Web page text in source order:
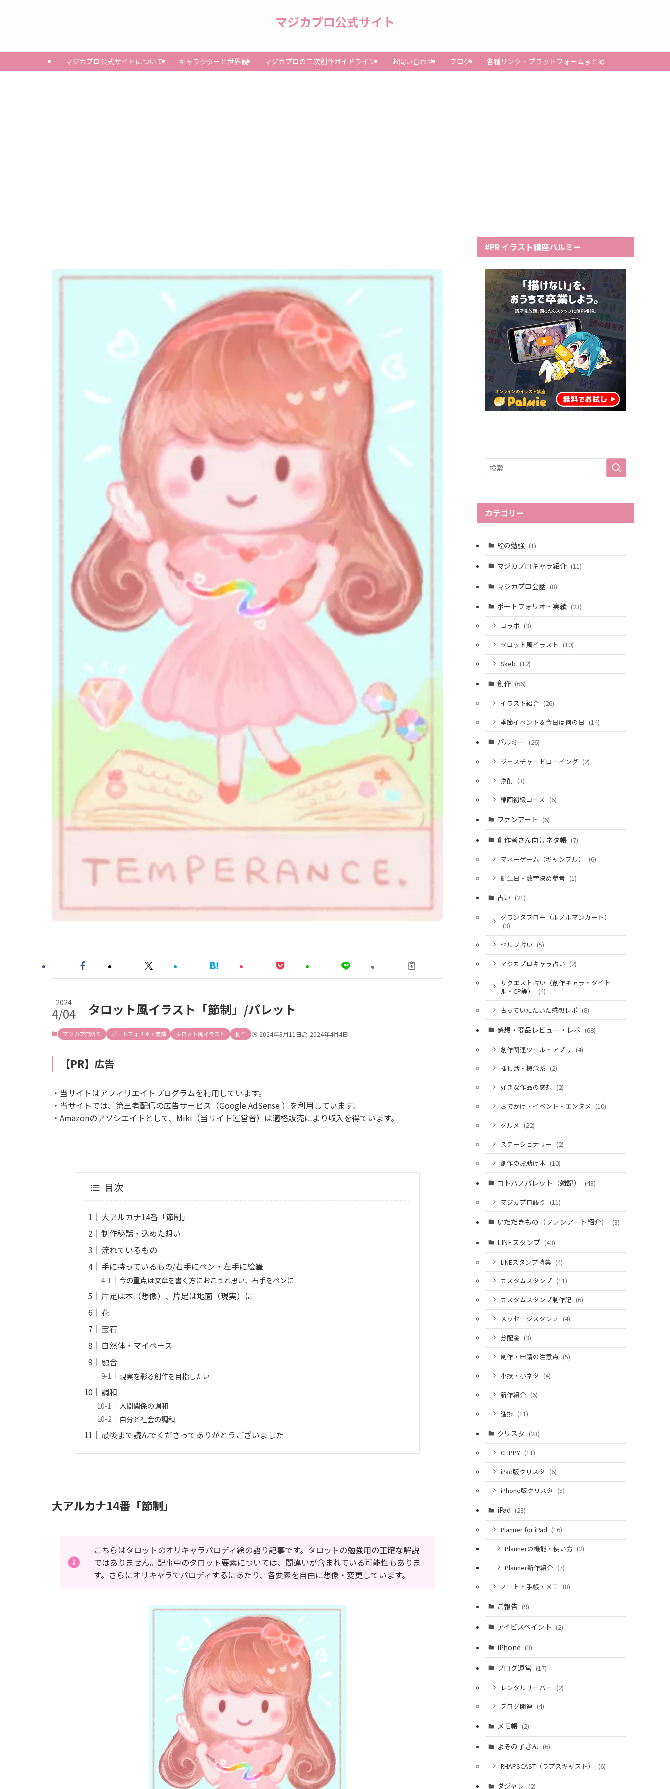
マジカプロ公式サイト
マジカプロ公式サイトについて キャラクターと世界観 マジカプロの二次創作ガイドライン お問い合わせ ブログ 各種リンク・プラットフォームまとめ
タロット風イラスト「節制」/パレット
2024
4/04
マジカプロ語り ポートフォリオ・実績 タロット風イラスト 創作 2024年3月11日 2024年4月4日
【PR】広告
・当サイトはアフィリエイトプログラムを利用しています。
・当サイトでは、第三者配信の広告サービス（Google AdSense ）を利用しています。
・Amazonのアソシエイトとして、Miki（当サイト運営者）は適格販売により収入を得ています。
目次
大アルカナ14番「節制」
制作秘話・込めた想い
流れているもの
手に持っているもの/右手にペン・左手に絵筆
今の重点は文章を書く方におこうと思い、右手をペンに
片足は本（想像）、片足は地面（現実）に
花
宝石
自然体・マイペース
融合
現実を彩る創作を目指したい
調和
人間関係の調和
自分と社会の調和
最後まで読んでくださってありがとうございました
大アルカナ14番「節制」
こちらはタロットのオリキャラパロディ絵の語り記事です。タロットの勉強用の正確な解説
ではありません。記事中のタロット要素については、間違いが含まれている可能性もありま
す。さらにオリキャラでパロディするにあたり、各要素を自由に想像・変更しています。
#PR イラスト講座パルミー
カテゴリー
絵の勉強 (1)
マジカプロキャラ紹介 (11)
マジカプロ会話 (8)
ポートフォリオ・実績 (23)
コラボ (3)
タロット風イラスト (10)
Skeb (12)
創作 (66)
イラスト紹介 (26)
季節イベント＆今日は何の日 (14)
パルミー (26)
ジェスチャードローイング (2)
添削 (3)
線画初級コース (6)
ファンアート (6)
創作者さん向けネタ帳 (7)
マネーゲーム（ギャンブル）
(6)
誕生日・数字決め参考 (1)
占い (21)
グランタブロー（ルノルマンカード）
(3)
セルフ占い (5)
マジカプロキャラ占い (2)
リクエスト占い（創作キャラ・タイト
ル・CP等）
(4)
占っていただいた感想レポ (8)
感想・商品レビュー・レポ (68)
創作関連ツール・アプリ (4)
推し活・概念系 (2)
好きな作品の感想 (2)
おでかけ・イベント・エンタメ (10)
グルメ (22)
ステーショナリー (2)
創作のお助け本 (10)
コトバノパレット（雑記） (43)
マジカプロ語り (11)
いただきもの（ファンアート紹介） (3)
LINEスタンプ (43)
LINEスタンプ特集 (4)
カスタムスタンプ (11)
カスタムスタンプ制作記 (6)
メッセージスタンプ (4)
分配金 (3)
制作・申請の注意点 (5)
小技・小ネタ (4)
新作紹介 (6)
進捗 (11)
クリスタ (23)
CLIPPY (11)
iPad版クリスタ (6)
iPhone版クリスタ (5)
iPad (23)
Planner for iPad (16)
Plannerの機能・使い方 (2)
Planner新作紹介 (7)
ノート・手帳・メモ (8)
ご報告 (9)
アイビスペイント (2)
iPhone (3)
ブログ運営 (17)
レンタルサーバー (2)
ブログ関連 (4)
メモ帳 (2)
よその子さん (6)
RHAPSCAST（ラプスキャスト） (6)
ダジャレ (2)